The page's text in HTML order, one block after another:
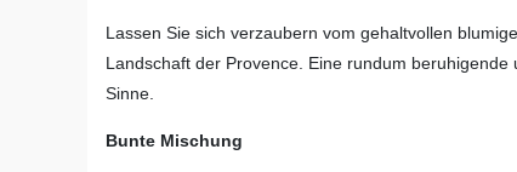
Lassen Sie sich verzaubern vom gehaltvollen
Landschaft der Provence. Eine rundum
Sinne.
Bunte Mischung